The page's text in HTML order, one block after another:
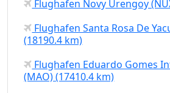
Flughafen Novy Urengoy
Flughafen Santa Rosa De
(18190.4 km)
Flughafen Eduardo Gomes
(MAO) (17410.4 km)